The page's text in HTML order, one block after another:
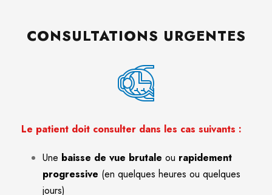
CONSULTATIONS URGENTES
Le patient doit consulter dans les cas suivants :
Une baisse de vue brutale ou rapidement
progressive (en quelques heures ou quelques
jours)